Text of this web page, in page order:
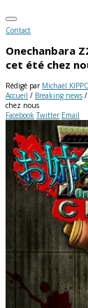
Contact
Onechanbara
cet été chez
Rédigé par Michaël
Accueil / Breaking news /
chez nous
Facebook Twitter Email